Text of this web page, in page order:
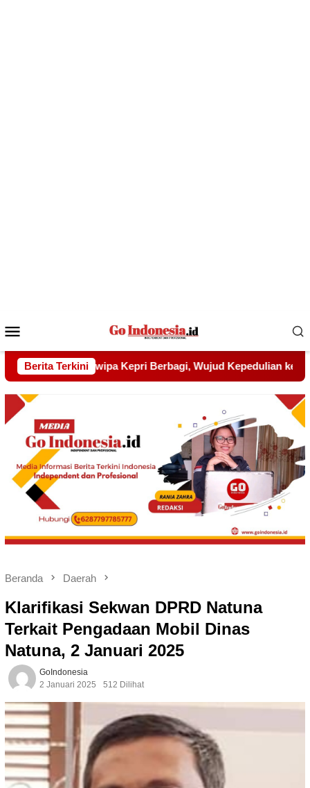
Mobile
Berita Terkini
Kepedulian kepada Pondok Tahfidz Yatim dan Dhuafa Al-
Beranda Daerah
Klarifikasi Sekwan DPRD Natuna
Terkait Pengadaan Mobil Dinas
Natuna, 2 Januari 2025
GoIndonesia
2 Januari 2025
512 Dilihat